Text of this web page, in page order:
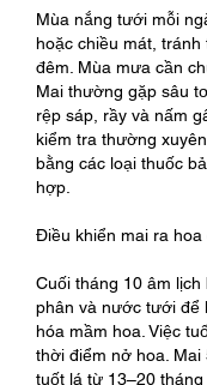
Mùa nắng tưới mỗi
hoặc chiều mát,
đêm. Mùa mưa cần
Mai thường gặp sâu
rệp sáp, rầy và nấm
kiểm tra thường
bằng các loại thuốc
hợp.
Điều khiển mai ra hoa
Cuối tháng 10 âm lịch
phân và nước tưới để
hóa mầm hoa. Việc
thời điểm nở hoa. Mai
tuốt lá từ 13–20